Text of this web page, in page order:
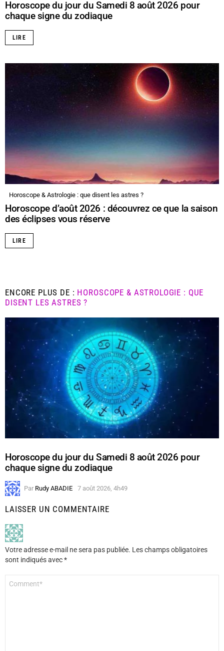
Horoscope du jour du Samedi 8 août 2026 pour
chaque signe du zodiaque
LIRE
Horoscope & Astrologie : que disent les astres ?
Horoscope d’août 2026 : découvrez ce que la saison
des éclipses vous réserve
LIRE
ENCORE PLUS DE : HOROSCOPE & ASTROLOGIE : QUE
DISENT LES ASTRES ?
Horoscope du jour du Samedi 8 août 2026 pour
chaque signe du zodiaque
Par Rudy ABADIE 7 août 2026, 4h49
LAISSER UN COMMENTAIRE
Votre adresse e-mail ne sera pas publiée. Les champs obligatoires
sont indiqués avec*